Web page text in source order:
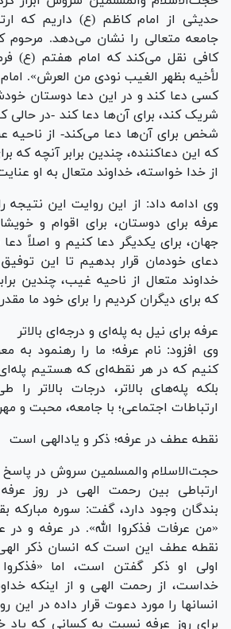
حدیثی از امام کاظم (ع) داریم که
جامعه متعالی را نشان می‌دهد. مرحوم
کافی نقل می‌کند که امام هفتم (ع)
لأخیه بظهر الغیب نودی من العرش». امام
کسی دعا کند و در این دعا دوستان
شریک کند، برای آن‌ها دعا کند -در حالی
شخص برای آن‌ها دعا می‌کند- از ناحیه
که این دعاکننده، چندین برابر آنچه که
از خدا خواسته، خداوند متعال به او
وی ادامه داد: از این روایت این نتیجه
عرفه برای دوستان، برای اقوام و
جهان، برای یکدیگر دعا کنیم و اصلاً دعا
دعای خودمان قرار بدهیم تا این
خداوند متعال از ناحیه غیب، چندین
که برای دیگران کردیم را برای خود ما مقدر
عرفه برای نیل به پله‌ای و درجه‌ای بالاتر
وی افزود: نام عرفه؛ ما را رهنمود به
کنیم که در هر نقطه‌ای که هستیم پله‌ای
بلکه پله‌های بالاتر، درجات بالاتر
ارتباطات اجتماعی؛ با جامعه، محبت و
نقطه عطف در عرفه؛ ذکر و یادالهی است
حجت‌الاسلام والمسلمین سروش در
ارتباطی بین رحمت الهی در روز
«من عرفات فذکروا الله». در عرفه و در
نقطه عطف این است که انسان ذکر
اولی او ذکر گفتن است، اما «فذکروا
خداست، از رحمت الهی و از اینکه
انسانها را مورد دعوت قرار داده در این
برای روز عرفه نسبت به کسانی که یاد